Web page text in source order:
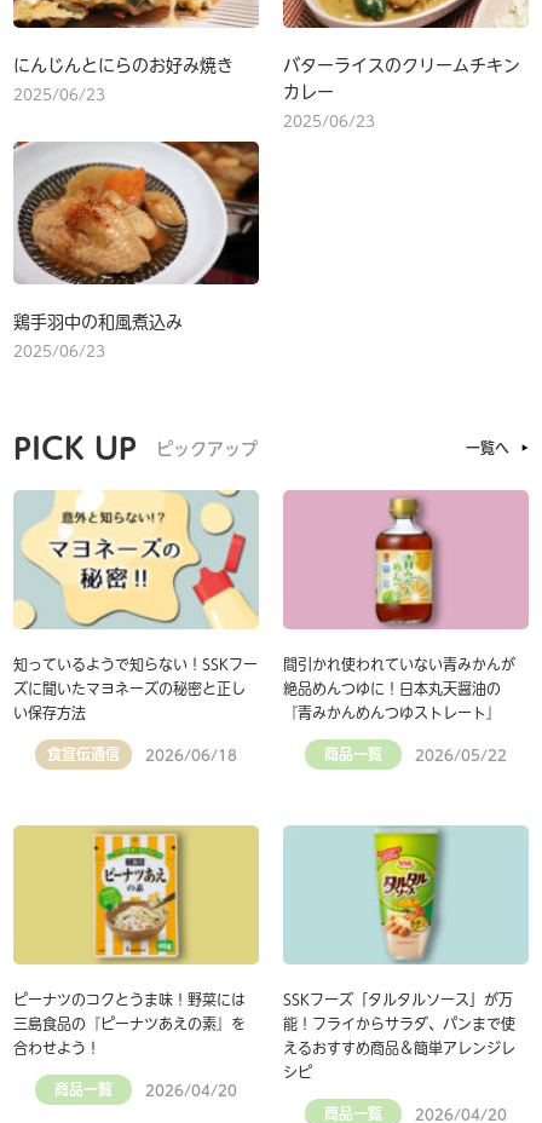
にんじんとにらのお好み焼き
2025/06/23
バターライスのクリームチキン
カレー
2025/06/23
鶏手羽中の和風煮込み
2025/06/23
PICK UP ピックアップ 一覧へ
知っているようで知らない！SSKフー
ズに聞いたマヨネーズの秘密と正し
い保存方法
食宣伝通信 2026/06/18
間引かれ使われていない青みかんが
絶品めんつゆに！日本丸天醤油の
『青みかんめんつゆストレート』
商品一覧 2026/05/22
ピーナツのコクとうま味！野菜には
三島食品の『ピーナツあえの素』を
合わせよう！
商品一覧 2026/04/20
SSKフーズ「タルタルソース」が万
能！フライからサラダ、パンまで使
えるおすすめ商品＆簡単アレンジレ
シピ
商品一覧 2026/04/20